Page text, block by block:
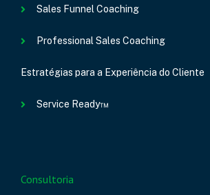
Sales Funnel Coaching
Professional Sales Coaching
Estratégias para a Experiência do Cliente
Service Ready™
Consultoria